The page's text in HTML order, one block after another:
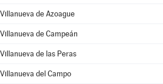
Villanueva de Azoague
Villanueva de Campeán
Villanueva de las Peras
Villanueva del Campo